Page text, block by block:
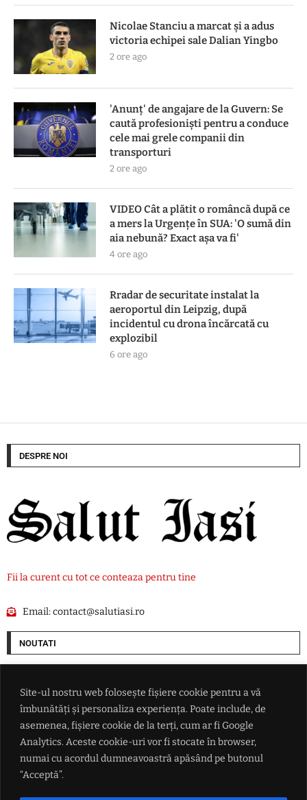
Site-ul nostru web folosește fișiere cookie pentru a vă
îmbunătăți și personaliza experiența. Poate include, de
asemenea, fișiere cookie de la terți, cum ar fi Google
Analytics. Aceste cookie-uri vor fi stocate în browser,
numai cu acordul dumneavoastră apăsând pe butonul
“Acceptă”.
Nicolae Stanciu a marcat și a adus
victoria echipei sale Dalian Yingbo
2 ore ago
'Anunț' de angajare de la Guvern: Se
caută profesioniști pentru a conduce
cele mai grele companii din
transporturi
2 ore ago
VIDEO Cât a plătit o româncă după ce
a mers la Urgențe în SUA: 'O sumă din
aia nebună? Exact așa va fi'
4 ore ago
Rradar de securitate instalat la
aeroportul din Leipzig, după
incidentul cu drona încărcată cu
explozibil
6 ore ago
DESPRE NOI
Fii la curent cu tot ce conteaza pentru tine
Email:contact@salutiasi.ro
NOUTATI
Ormuz. Atacurile asupra navelor ar putea bloca acordul
Nicolae Stanciu a marcat și a adus victoria echipei sale Dalian Yingbo
'Anunț' de angajare de la Guvern: Se caută profesioniști pentru a
conduce cele mai grele companii din transporturi